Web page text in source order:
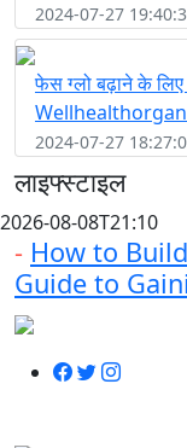
2024-07-27
फेस ग्लो बढ़ाने के
2024-07-27
लाइफ्स्टाइल
2026-08-08T21:10
- How to
Guide to